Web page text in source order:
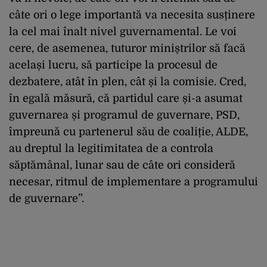
câte ori o lege importantă va necesita susținere
la cel mai înalt nivel guvernamental. Le voi
cere, de asemenea, tuturor miniștrilor să facă
același lucru, să participe la procesul de
dezbatere, atât în plen, cât și la comisie. Cred,
în egală măsură, că partidul care și-a asumat
guvernarea și programul de guvernare, PSD,
împreună cu partenerul său de coaliție, ALDE,
au dreptul la legitimitatea de a controla
săptămânal, lunar sau de câte ori consideră
necesar, ritmul de implementare a programului
de guvernare”.